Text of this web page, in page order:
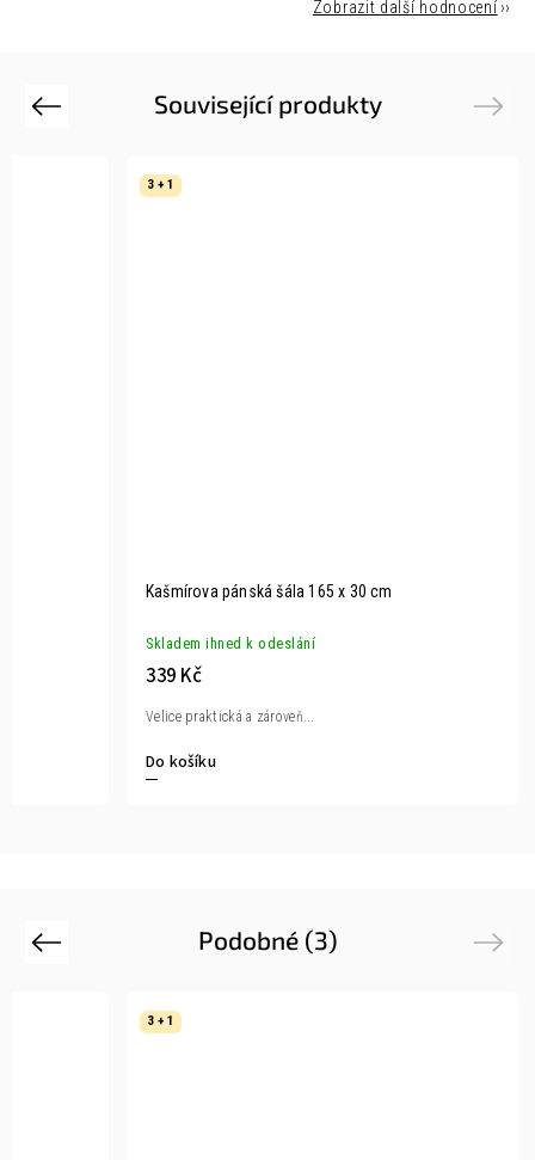
Zobrazit další hodnocení
Související produkty
Previous
3 + 1
Kašmírova pánská šála 165 x 30 cm
Skladem ihned k odeslání
339 Kč
Do košíku
Velice praktická a zároveň...
Next
Podobné (3)
Previous
3 + 1
Next